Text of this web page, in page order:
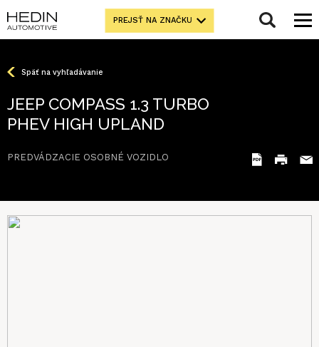
PREJSŤ NA ZNAČKU
Späť na vyhľadávanie
JEEP COMPASS 1.3 TURBO
PHEV HIGH UPLAND
PREDVÁDZACIE OSOBNÉ VOZIDLO